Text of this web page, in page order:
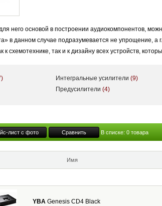
него основой в построении аудиокомпонентов,
в данном случае подразумевается не упрощение,
к схемотехнике, так и к дизайну всех устройств,
что такое "настоящий звук". Но я знаю, что такое
Audio. Проведя много времени за разработкой
музыку и дарить слушателю эмоции, а не быть
Интегральные усилители (9)
Предусилители (4)
лист с фото Сравнить В списке: 0 товара
Имя
YBA Genesis CD4 Black